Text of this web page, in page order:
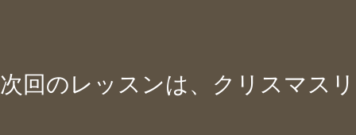
次回のレッスンは、クリスマス